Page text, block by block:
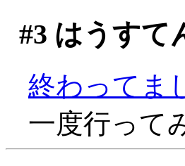
#3 はうすて
終わってま
一度行って